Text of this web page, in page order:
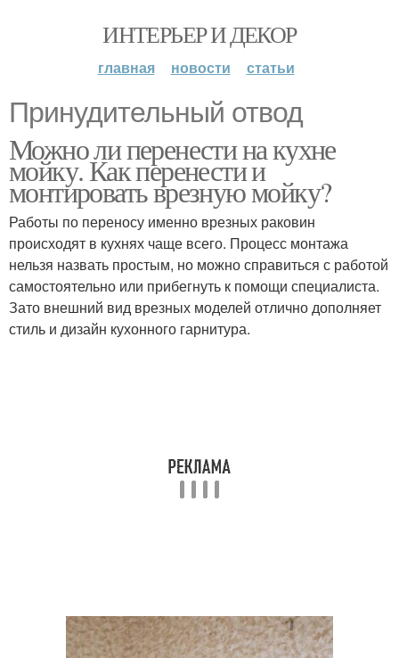
ИНТЕРЬЕР И ДЕКОР
главная новости статьи
Принудительный отвод
Можно ли перенести на кухне
мойку. Как перенести и
монтировать врезную мойку?
Работы по переносу именно врезных раковин
происходят в кухнях чаще всего. Процесс монтажа
нельзя назвать простым, но можно справиться с работой
самостоятельно или прибегнуть к помощи специалиста.
Зато внешний вид врезных моделей отлично дополняет
стиль и дизайн кухонного гарнитура.